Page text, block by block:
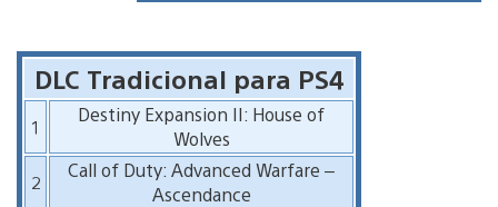
DLC Tradicional para PS4
1
Destiny Expansion II: House of
Wolves
2
Call of Duty: Advanced Warfare –
Ascendance